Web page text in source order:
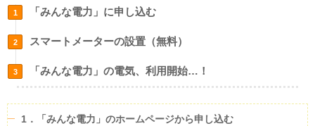
「みんな電力」に申し込む
スマートメーターの設置（無料）
「みんな電力」の電気、利用開始…！
1．「みんな電力」のホームページから申し込む